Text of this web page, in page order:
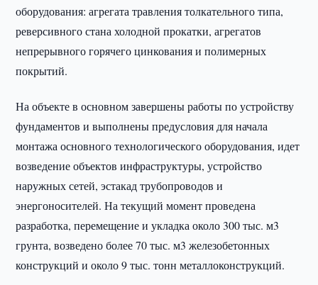
оборудования: агрегата травления толкательного типа,
реверсивного стана холодной прокатки, агрегатов
непрерывного горячего цинкования и полимерных
покрытий.
На объекте в основном завершены работы по устройству
фундаментов и выполнены предусловия для начала
монтажа основного технологического оборудования, идет
возведение объектов инфраструктуры, устройство
наружных сетей, эстакад трубопроводов и
энергоносителей. На текущий момент проведена
разработка, перемещение и укладка около 300 тыс. м3
грунта, возведено более 70 тыс. м3 железобетонных
конструкций и около 9 тыс. тонн металлоконструкций.